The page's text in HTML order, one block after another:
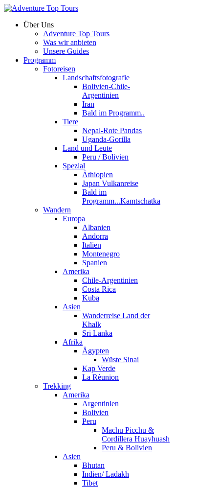
Über Uns
Adventure Top Tours
Was wir anbieten
Unsere Guides
Programm
Fotoreisen
Landschaftsfotografie
Bolivien-Chile-
Argentinien
Iran
Bald im Programm..
Tiere
Nepal-Rote Pandas
Uganda-Gorilla
Land und Leute
Peru / Bolivien
Spezial
Äthiopien
Japan Vulkanreise
Bald im
Programm...Kamtschatka
Wandern
Europa
Albanien
Andorra
Italien
Montenegro
Spanien
Amerika
Chile-Argentinien
Costa Rica
Kuba
Asien
Wanderreise Land der
Khalk
Sri Lanka
Afrika
Ägypten
Wüste Sinai
Kap Verde
La Rèunion
Trekking
Amerika
Argentinien
Bolivien
Peru
Machu Picchu &
Cordillera Huayhuash
Peru & Bolivien
Asien
Bhutan
Indien/ Ladakh
Tibet